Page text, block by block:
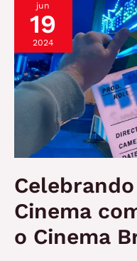
Lugar
Silencioso:
Um’
jun
19
2024
Cinema
o Cinema